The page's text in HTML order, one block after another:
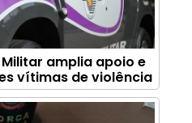
amplia apoio e
vítimas de violência